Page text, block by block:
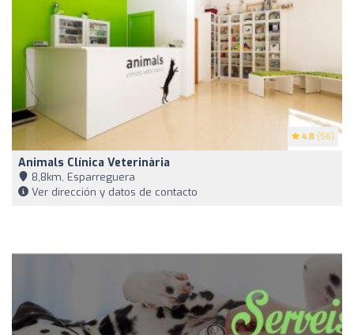
4.8 (56)
Animals Clínica Veterinària
8,8km, Esparreguera
Ver dirección y datos de contacto